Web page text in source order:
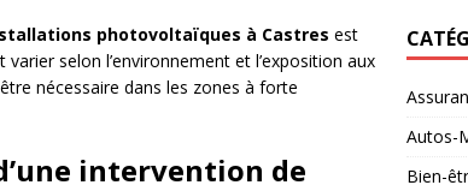
photovoltaïques à Castres est
selon l’environnement et l’exposition aux
nécessaire dans les zones à forte
intervention de
Autos-
Bien-